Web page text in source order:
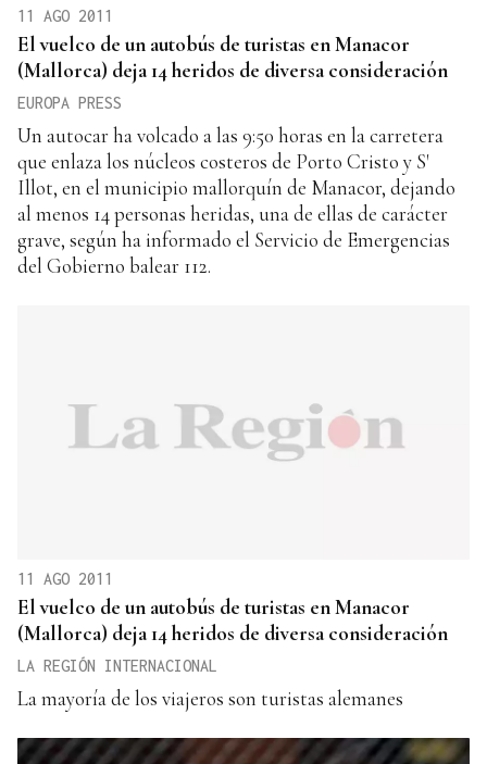
11 AGO 2011
El vuelco de un autobús de turistas en Manacor
(Mallorca) deja 14 heridos de diversa consideración
EUROPA PRESS
Un autocar ha volcado a las 9:50 horas en la carretera
que enlaza los núcleos costeros de Porto Cristo y S'
Illot, en el municipio mallorquín de Manacor, dejando
al menos 14 personas heridas, una de ellas de carácter
grave, según ha informado el Servicio de Emergencias
del Gobierno balear 112.
11 AGO 2011
El vuelco de un autobús de turistas en Manacor
(Mallorca) deja 14 heridos de diversa consideración
LA REGIÓN INTERNACIONAL
La mayoría de los viajeros son turistas alemanes